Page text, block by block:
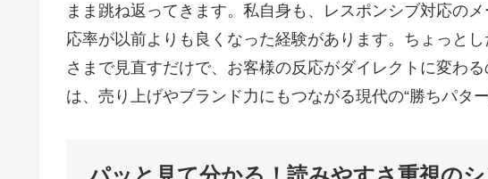
まま跳ね返ってきます。私自身も、レスポンシブ対応の
応率が以前よりも良くなった経験があります。ちょっと
さまで見直すだけで、お客様の反応がダイレクトに変わ
は、売り上げやブランド力にもつながる現代の“勝ちパター